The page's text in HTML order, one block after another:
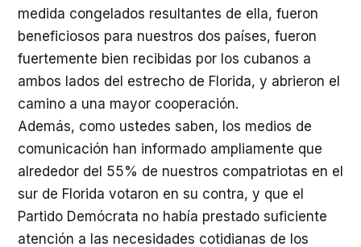
medida congelados resultantes de ella, fueron
beneficiosos para nuestros dos países, fueron
fuertemente bien recibidas por los cubanos a
ambos lados del estrecho de Florida, y abrieron el
camino a una mayor cooperación.
Además, como ustedes saben, los medios de
comunicación han informado ampliamente que
alrededor del 55% de nuestros compatriotas en el
sur de Florida votaron en su contra, y que el
Partido Demócrata no había prestado suficiente
atención a las necesidades cotidianas de los